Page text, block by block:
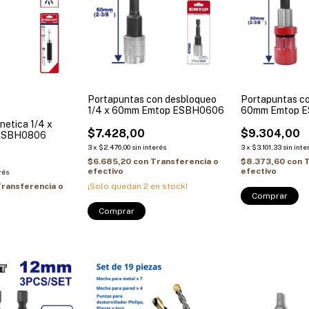
1/4 x
o
Portapuntas con desbloqueo
1/4 x 60mm Emtop ESBH0606
$7.428,00
3x $2.476,00 sin interés
$6.685,20 con Transferencia o
efectivo
¡Solo quedan 2 en stock!
Portapuntas
60mm Emtop
$9.304,00
3x $3.101,33 sin
$8.373,60 con
efectivo